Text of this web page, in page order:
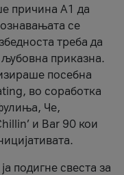
причина А1 да
се
треба да
љубовна приказна.
посебна
во соработка
Че,
и Bar 90 кои
подигне свеста за